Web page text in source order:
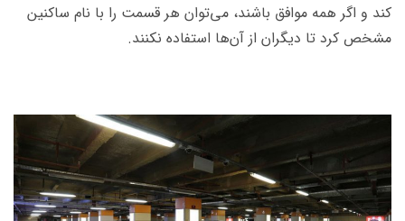
کند و اگر همه موافق باشند، می‌توان هر قسمت را با نام ساکنین
مشخص کرد تا دیگران از آن‌ها استفاده نکنند.